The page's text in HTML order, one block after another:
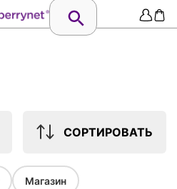
СОРТИРОВАТЬ
Магазин